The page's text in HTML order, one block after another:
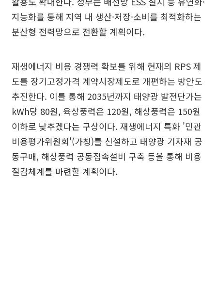
지능화를 통해 지역 내 생산·저장·소비를 최적화하는
분산형 전력망으로 전환할 계획이다.
재생에너지 비용 경쟁력 확보를 위해 현재의 RPS 제
도를 장기고정가격 계약시장제도로 개편하는 방안도
추진한다. 이를 통해 2035년까지 태양광 발전단가는
kWh당 80원, 육상풍력은 120원, 해상풍력은 150원
이하로 낮추겠다는 구상이다. 재생에너지 특화 '민관
비용평가위원회'(가칭)를 신설하고 태양광 기자재 공
동구매, 해상풍력 공동접속설비 구축 등을 통해 비용
절감체계를 마련할 계획이다.